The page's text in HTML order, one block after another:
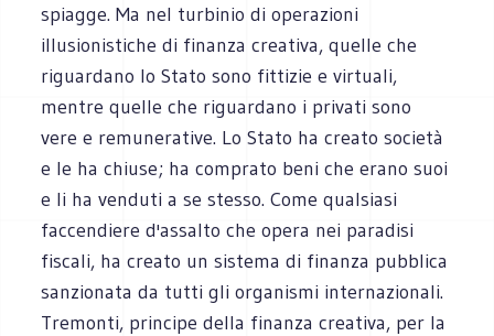
spiagge. Ma nel turbinio di operazioni
illusionistiche di finanza creativa, quelle che
riguardano lo Stato sono fittizie e virtuali,
mentre quelle che riguardano i privati sono
vere e remunerative. Lo Stato ha creato società
e le ha chiuse; ha comprato beni che erano suoi
e li ha venduti a se stesso. Come qualsiasi
faccendiere d'assalto che opera nei paradisi
fiscali, ha creato un sistema di finanza pubblica
sanzionata da tutti gli organismi internazionali.
Tremonti, principe della finanza creativa, per la